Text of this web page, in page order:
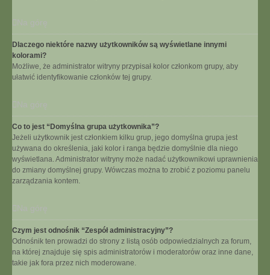
Na górę
Dlaczego niektóre nazwy użytkowników są wyświetlane innymi
kolorami?
Możliwe, że administrator witryny przypisał kolor członkom grupy, aby
ułatwić identyfikowanie członków tej grupy.
Na górę
Co to jest “Domyślna grupa użytkownika”?
Jeżeli użytkownik jest członkiem kilku grup, jego domyślna grupa jest
używana do określenia, jaki kolor i ranga będzie domyślnie dla niego
wyświetlana. Administrator witryny może nadać użytkownikowi uprawnienia
do zmiany domyślnej grupy. Wówczas można to zrobić z poziomu panelu
zarządzania kontem.
Na górę
Czym jest odnośnik “Zespół administracyjny”?
Odnośnik ten prowadzi do strony z listą osób odpowiedzialnych za forum,
na której znajduje się spis administratorów i moderatorów oraz inne dane,
takie jak fora przez nich moderowane.